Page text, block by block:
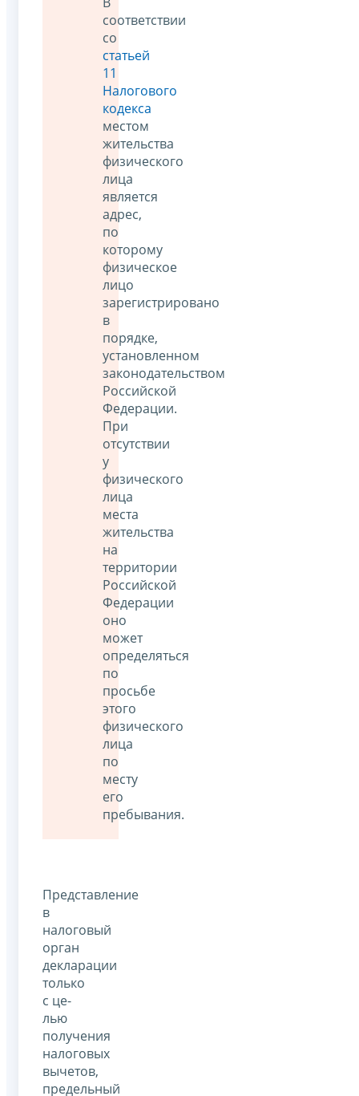
соответствии
со
статьей
11
Налогового
кодекса
местом
жительства
физического
лица
является
адрес,
по
которому
физическое
лицо
зарегистрировано
в
порядке,
установленном
законодательством
Российской
Федерации.
При
отсутствии
у
физического
лица
места
жительства
на
территории
Российской
Федерации
оно
может
определяться
по
просьбе
этого
физического
лица
по
месту
его
пребывания.
Представление
в
налоговый
орган
декларации
только
с це­
лью
получения
налоговых
вычетов,
предельный